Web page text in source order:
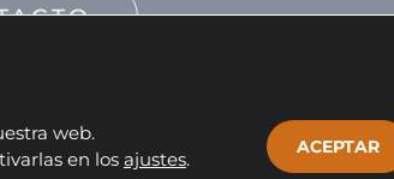
web.
en los ajustes.
ACEPTAR